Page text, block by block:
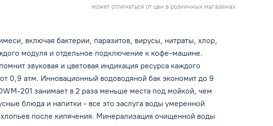
и цветовая
Встроенный
стабильную работу
атм.
экономит до 9
водовоздушным
меньше места
может отличаться от цен в розничных магазинах
включая бактерии, паразитов, вирусы, нитраты, хлор,
модуля и отдельное подключение к кофе-машине.
звуковая и цветовая индикация ресурса каждого
0,9 атм. Инновационный водоводяной бак экономит до 9
201 занимает в 2 раза меньше места под мойкой, чем
блюда и напитки - все это заслуга воды умеренной
после кипячения. Минерализация очищенной воды